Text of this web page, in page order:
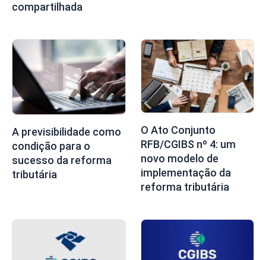
compartilhada
A previsibilidade como
condição para o
sucesso da reforma
tributária
O Ato Conjunto
RFB/CGIBS nº 4: um
novo modelo de
implementação da
reforma tributária